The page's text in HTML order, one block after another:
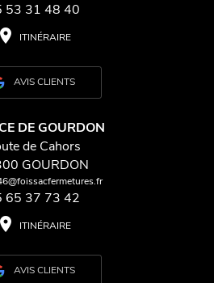
53 31 48 40
place ITINÉRAIRE
AVIS CLIENTS
DE GOURDON
de Cahors
GOURDON
65 37 73 42
place ITINÉRAIRE
AVIS CLIENTS